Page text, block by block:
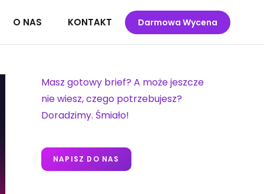
O NAS KONTAKT Darmowa Wycena
Masz gotowy brief? A może jeszcze
nie wiesz, czego potrzebujesz?
Doradzimy. Śmiało!
NAPISZ DO NAS